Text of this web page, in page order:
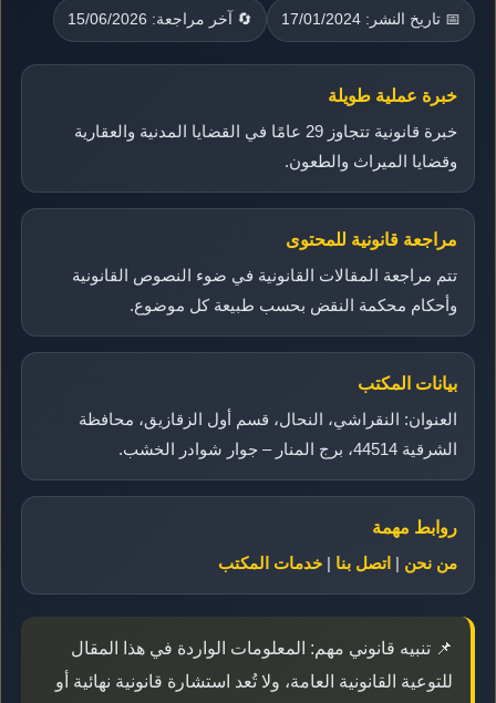
📅 تاريخ النشر: 17/01/2024 🔄 آخر مراجعة: 15/06/2026
خبرة عملية طويلة
خبرة قانونية تتجاوز 29 عامًا في القضايا المدنية والعقارية
وقضايا الميراث والطعون.
مراجعة قانونية للمحتوى
تتم مراجعة المقالات القانونية في ضوء النصوص القانونية
وأحكام محكمة النقض بحسب طبيعة كل موضوع.
بيانات المكتب
العنوان: النقراشي، النحال، قسم أول الزقازيق، محافظة
الشرقية 44514، برج المنار – جوار شوادر الخشب.
روابط مهمة
من نحن | اتصل بنا | خدمات المكتب
📌 تنبيه قانوني مهم: المعلومات الواردة في هذا المقال
للتوعية القانونية العامة، ولا تُعد استشارة قانونية نهائية أو